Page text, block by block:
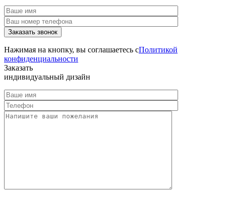
Нажимая на кнопку, вы соглашаетесь сПолитикой
конфиденциальности
Заказать
индивидуальный дизайн